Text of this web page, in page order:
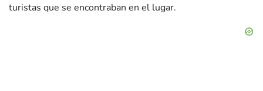
turistas que se encontraban en el lugar.